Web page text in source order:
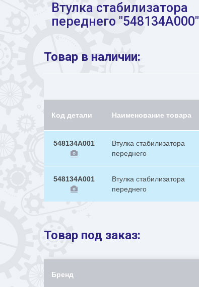
Втулка стабилизатора
переднего "548134A000"
Товар в наличии:
Код детали Наименование товара
548134A001
Втулка стабилизатора
переднего
548134A001
Втулка стабилизатора
переднего
Товар под заказ:
Бренд